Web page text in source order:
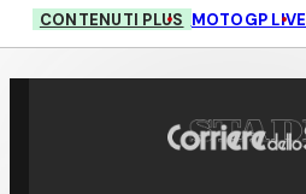
CONTENUTI PLUS MOTOGP LIVE